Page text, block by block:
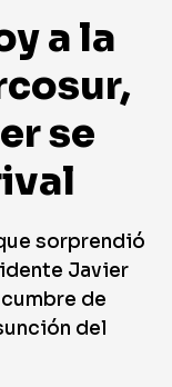
a la
se
sorprendió
Javier
de
del